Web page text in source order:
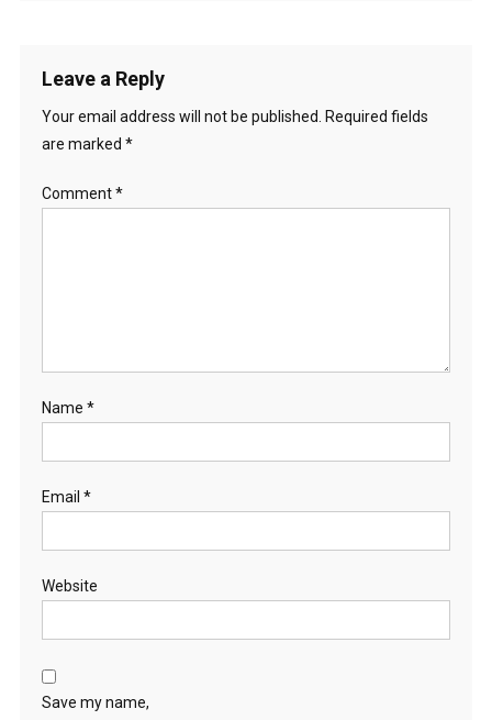
Leave a Reply
Your email address will not be published. Required fields
are marked *
Comment*
Name *
Email *
Website
Save my name,